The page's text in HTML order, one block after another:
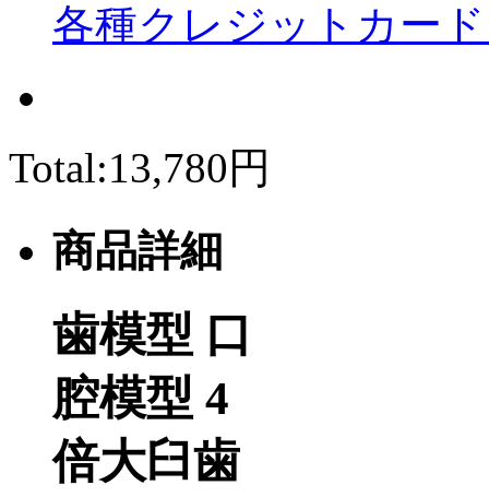
各種クレジットカー
Total:13,780円
商品詳細
歯模型 口
腔模型 4
倍大臼歯